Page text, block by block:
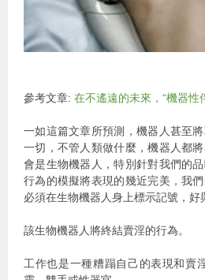
參考文章: 在不遙遠的未來，“機器性
一如這篇文章所預測，機器人甚至
一切，不管人類做什麼，機器人都
會是生物機器人，特別針對我們的
行為的模擬將表現的幾近完美，我
必須在生物機器人身上標示記號，好
該生物機器人將終結賣淫的行為。
工作也是一種糟蹋自己的表現和賣